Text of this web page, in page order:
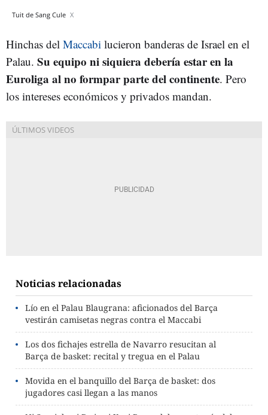
Tuit de Sang Cule X
Hinchas del Maccabi lucieron banderas de Israel en el
Palau. Su equipo ni siquiera debería estar en la
Euroliga al no formpar parte del continente. Pero
los intereses económicos y privados mandan.
Noticias relacionadas
Lío en el Palau Blaugrana: aficionados del Barça
vestirán camisetas negras contra el Maccabi
Los dos fichajes estrella de Navarro resucitan al
Barça de basket: recital y tregua en el Palau
Movida en el banquillo del Barça de basket: dos
jugadores casi llegan a las manos